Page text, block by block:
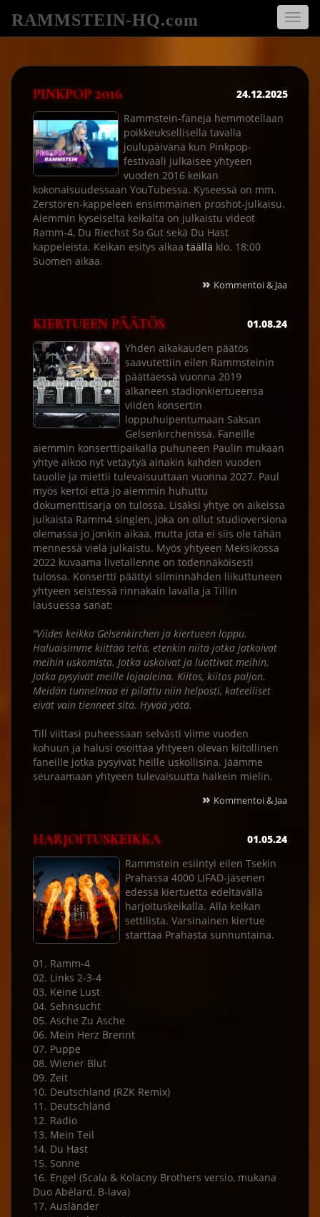
Avaa
RAMMSTEIN-HQ.com
PINKPOP 2016
24.12.2025
Rammstein-faneja hemmotellaan
poikkeuksellisella tavalla
joulupäivänä kun Pinkpop-
festivaali julkaisee yhtyeen
vuoden 2016 keikan
kokonaisuudessaan YouTubessa. Kyseessä on mm.
Zerstören-kappeleen ensimmäinen proshot-julkaisu.
Aiemmin kyseiseltä keikalta on julkaistu videot
Ramm-4, Du Riechst So Gut sekä Du Hast
kappeleista. Keikan esitys alkaa täällä klo. 18:00
Suomen aikaa.
» Kommentoi & Jaa
KIERTUEEN PÄÄTÖS
01.08.24
Yhden aikakauden päätös
saavutettiin eilen Rammsteinin
päättäessä vuonna 2019
alkaneen stadionkiertueensa
viiden konsertin
loppuhuipentumaan Saksan
Gelsenkirchenissä. Faneille
aiemmin konserttipaikalla puhuneen Paulin mukaan
yhtye aikoo nyt vetäytyä ainakin kahden vuoden
tauolle ja miettii tulevaisuuttaan vuonna 2027. Paul
myös kertoi että jo aiemmin huhuttu
dokumenttisarja on tulossa. Lisäksi yhtye on aikeissa
julkaista Ramm4 singlen, joka on ollut studioversiona
olemassa jo jonkin aikaa, mutta jota ei siis ole tähän
mennessä vielä julkaistu. Myös yhtyeen Meksikossa
2022 kuvaama livetallenne on todennäköisesti
tulossa. Konsertti päättyi silminnähden liikuttuneen
yhtyeen seistessä rinnakain lavalla ja Tillin
lausuessa sanat:
"Viides keikka Gelsenkirchen ja kiertueen loppu.
Haluaisimme kiittää teitä, etenkin niitä jotka jatkoivat
meihin uskomista. Jotka uskoivat ja luottivat meihin.
Jotka pysyivät meille lojaaleina. Kiitos, kiitos paljon.
Meidän tunnelmaa ei pilattu niin helposti, kateelliset
eivät vain tienneet sitä. Hyvää yötä.
Till viittasi puheessaan selvästi viime vuoden
kohuun ja halusi osoittaa yhtyeen olevan kiitollinen
faneille jotka pysyivät heille uskollisina. Jäämme
seuraamaan yhtyeen tulevaisuutta haikein mielin.
» Kommentoi & Jaa
HARJOITUSKEIKKA
01.05.24
Rammstein esiintyi eilen Tsekin
Prahassa 4000 LIFAD-jäsenen
edessä kiertuetta edeltävällä
harjoituskeikalla. Alla keikan
settilista. Varsinainen kiertue
starttaa Prahasta sunnuntaina.
01. Ramm-4
02. Links 2-3-4
03. Keine Lust
04. Sehnsucht
05. Asche Zu Asche
06. Mein Herz Brennt
07. Puppe
08. Wiener Blut
09. Zeit
10. Deutschland (RZK Remix)
11. Deutschland
12. Radio
13. Mein Teil
14. Du Hast
15. Sonne
16. Engel (Scala & Kolacny Brothers versio, mukana
Duo Abélard, B-lava)
17. Ausländer